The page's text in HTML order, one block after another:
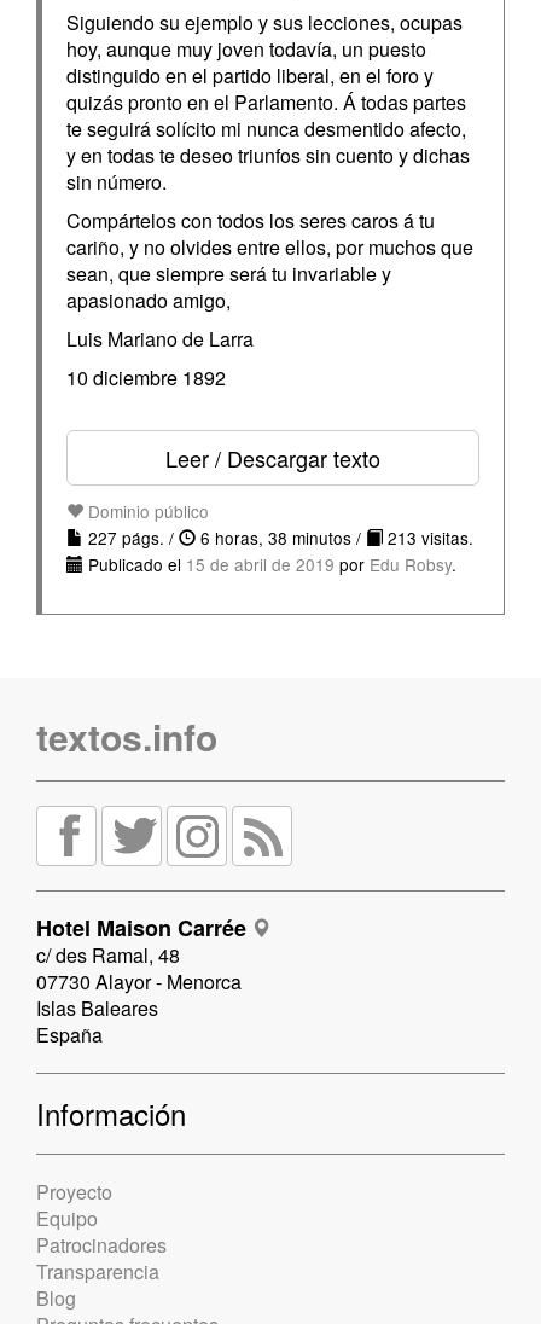
Siguiendo su ejemplo y sus lecciones, ocupas
hoy, aunque muy joven todavía, un puesto
distinguido en el partido liberal, en el foro y
quizás pronto en el Parlamento. Á todas partes
te seguirá solícito mi nunca desmentido afecto,
y en todas te deseo triunfos sin cuento y dichas
sin número.
Compártelos con todos los seres caros á tu
cariño, y no olvides entre ellos, por muchos que
sean, que siempre será tu invariable y
apasionado amigo,
Luis Mariano de Larra
10 diciembre 1892
Leer / Descargar texto
Dominio público
227 págs. /
6 horas, 38 minutos /
213 visitas.
Publicado el 15 de abril de 2019 por Edu Robsy.
textos.info
Hotel Maison Carrée
c/ des Ramal, 48
07730 Alayor - Menorca
Islas Baleares
España
Información
Proyecto
Equipo
Patrocinadores
Transparencia
Blog